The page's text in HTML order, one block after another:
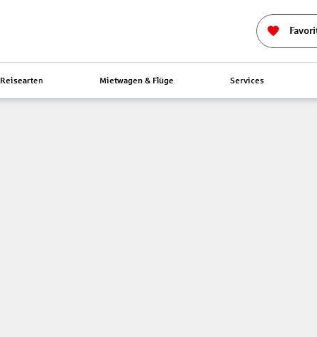
Reisearten Mietwagen & Flüge Services